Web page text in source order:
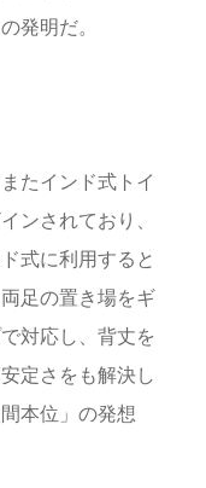
発明だ。
たインド式トイ
ンされており、
式に利用すると
足の置き場をギ
対応し、背丈を
定さをも解決し
本位」の発想